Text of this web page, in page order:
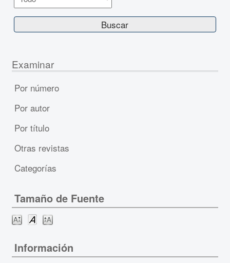
Examinar
Por número
Por autor
Por título
Otras revistas
Categorías
Tamaño de Fuente
Información